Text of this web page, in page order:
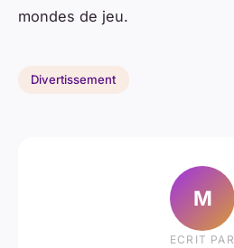
mondes de jeu.
Divertissement
M
ECRIT PAR